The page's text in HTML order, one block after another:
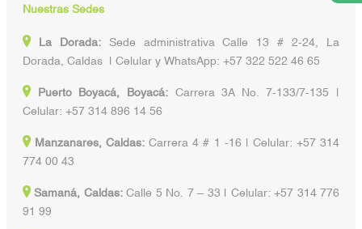
Nuestras Sedes
La Dorada:Sede administrativa Calle 13 # 2-24, La
Dorada, Caldas | Celular y WhatsApp: +57 322 522 46 65
Puerto Boyacá, Boyacá:Carrera 3A No. 7-133/7-135 |
Celular: +57 314 896 14 56
Manzanares, Caldas: Carrera 4 # 1 -16 | Celular: +57 314
774 00 43
Samaná, Caldas:Calle 5 No. 7 – 33 | Celular: +57 314 776
91 99